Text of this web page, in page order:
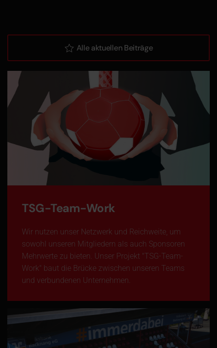
Alle aktuellen Beiträge
TSG-Team-Work
Wir nutzen unser Netzwerk und Reichweite, um
sowohl unseren Mitgliedern als auch Sponsoren
Mehrwerte zu bieten. Unser Projekt "TSG-Team-
Work" baut die Brücke zwischen unseren Teams
und verbundenen Unternehmen.